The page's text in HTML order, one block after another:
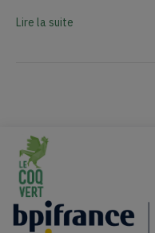
Lire la suite